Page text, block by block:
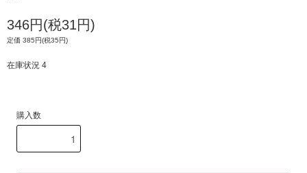
346円(税31円)
定価 385円(税35円)
在庫状況 4
購入数